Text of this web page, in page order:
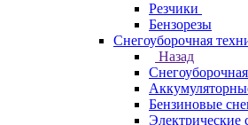
Резчики
Бензорезы
Снегоуборочная
Назад
Бензиновые
Электрические